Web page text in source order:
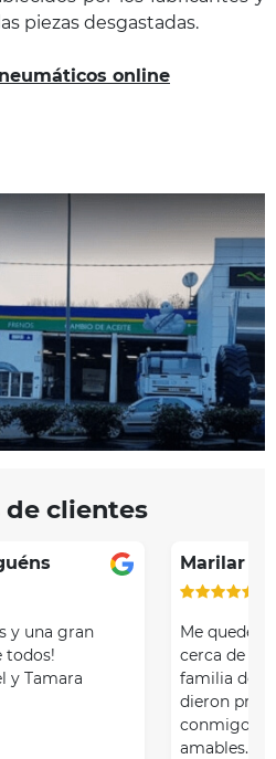
piezas desgastadas.
online
de clientes
y una gran
todos!
y Tamara
Marilar
Me quedé
cerca de
familia de
dieron
conmigo
amables. T…